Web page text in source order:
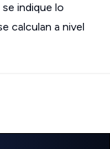
indique lo
calculan a nivel